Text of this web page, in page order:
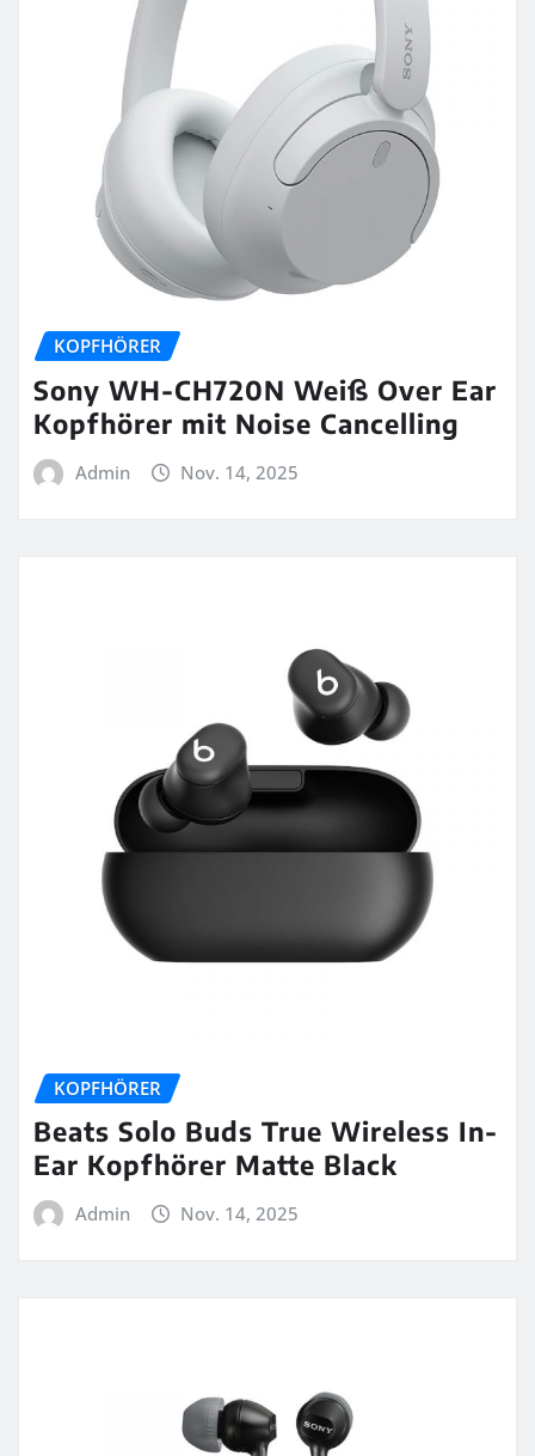
KOPFHÖRER
Sony WH-CH720N Weiß Over Ear
Kopfhörer mit Noise Cancelling
Admin Nov. 14, 2025
KOPFHÖRER
Beats Solo Buds True Wireless In-
Ear Kopfhörer Matte Black
Admin Nov. 14, 2025